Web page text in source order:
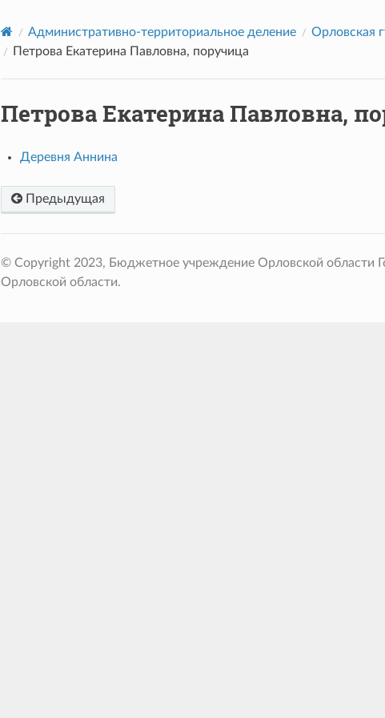
Административно-территориальное деление Орловская
Петрова Екатерина Павловна, поручица
Петрова Екатерина Павловна,
Деревня Аннина
Предыдущая
© Copyright 2023, Бюджетное учреждение Орловской области
Орловской области.